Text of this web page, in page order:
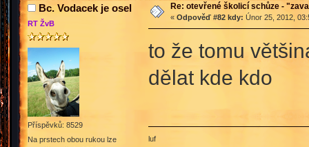
Bc. Vodacek je osel
RT ŽvB
Příspěvků: 8529
Na prstech obou rukou lze
Re: otevřené školicí schůze -
« Odpověď #82 kdy: Únor 25, 2012,
to že tomu
dělat kde kdo
luf